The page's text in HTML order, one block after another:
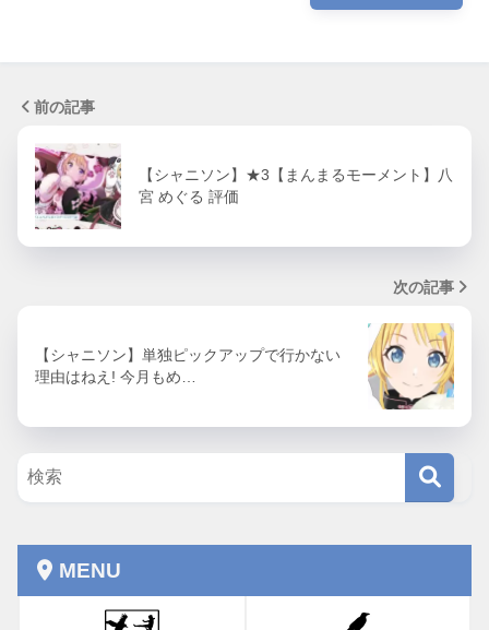
前の記事
【シャニソン】★3【まんまるモーメント】八
宮 めぐる 評価
次の記事
【シャニソン】単独ピックアップで行かない
理由はねえ! 今月もめ…
MENU